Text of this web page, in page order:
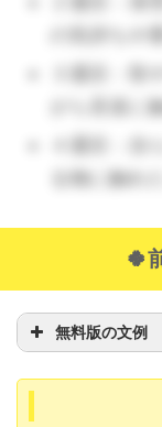
がら音楽に
る物に触れ
🍀
無料版の文例